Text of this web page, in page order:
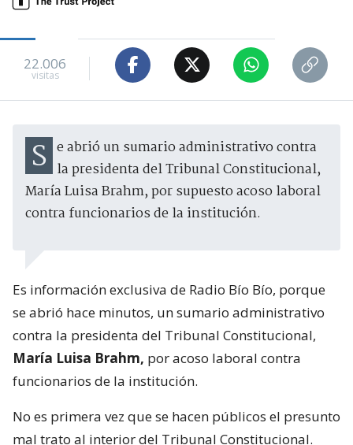
22.006
visitas
Se abrió un sumario administrativo contra la presidenta del Tribunal Constitucional,
María Luisa Brahm, por supuesto acoso laboral
contra funcionarios de la institución.
Es información exclusiva de Radio Bío Bío, porque
se abrió hace minutos, un sumario administrativo
contra la presidenta del Tribunal Constitucional,
María Luisa Brahm, por acoso laboral contra
funcionarios de la institución.
No es primera vez que se hacen públicos el presunto
mal trato al interior del Tribunal Constitucional.